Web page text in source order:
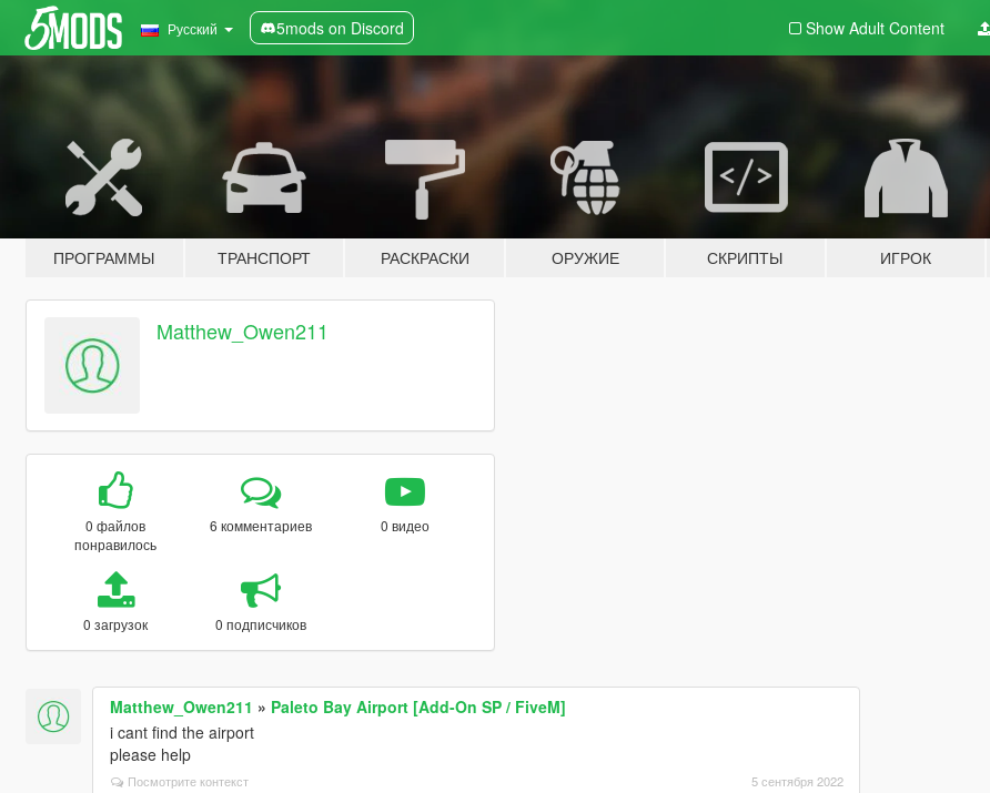
Русский 5mods on Discord Show Adult Content
ПРОГРАММЫ ТРАНСПОРТ РАСКРАСКИ ОРУЖИЕ СКРИПТЫ ИГРОК
Matthew_Owen211
0 файлов
понравилось
6 комментариев 0 видео
0 загрузок 0 подписчиков
Matthew_Owen211 » Paleto Bay Airport [Add-On SP / FiveM]
i cant find the airport
please help
Посмотрите контекст 5 сентября 2022